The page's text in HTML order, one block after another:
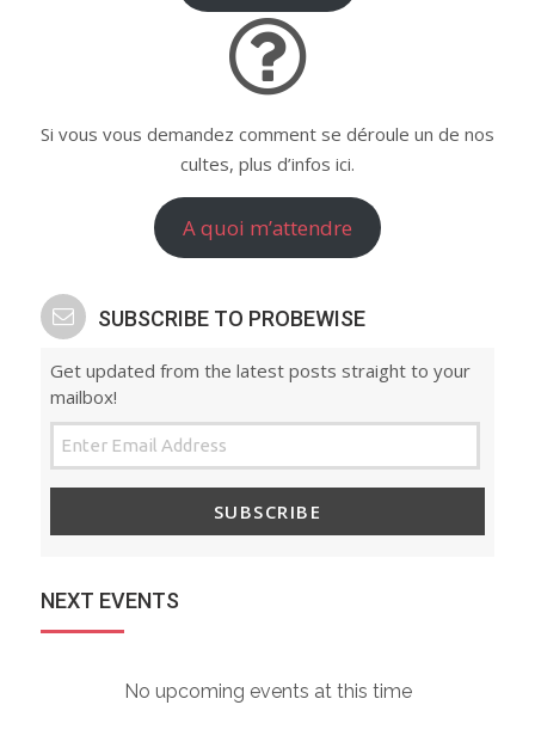
Si vous vous demandez comment se déroule un de nos
cultes, plus d’infos ici.
A quoi m’attendre
SUBSCRIBE TO PROBEWISE
Get updated from the latest posts straight to your
mailbox!
SUBSCRIBE
NEXT EVENTS
No upcoming events at this time